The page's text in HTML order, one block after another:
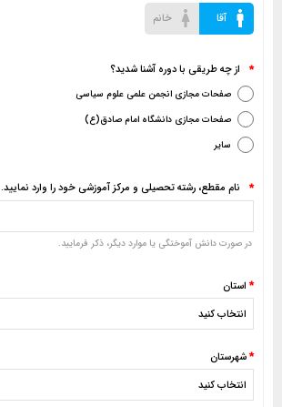
آقا
خانم
* از چه طریقی با دوره آشنا شدید؟
صفحات مجازی انجمن علمی علوم سیاسی
صفحات مجازی دانشگاه امام صادق(ع)
سایر
* نام مقطع، رشته تحصیلی و مرکز آموزشی خود را وارد نمایید.
در صورت دانش آموختگی یا موارد دیگر، ذکر فرمایید.
* استان
*شهرستان